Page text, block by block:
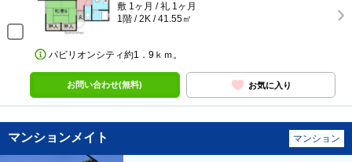
敷 1ヶ月 / 礼 1ヶ月
1階 / 2K / 41.55㎡
パビリオンシティ約1．9ｋｍ。
お問い合わせ(無料) お気に入り
マンションメイト マンション